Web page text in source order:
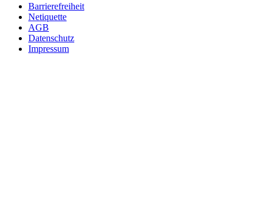
Barrierefreiheit
Netiquette
AGB
Datenschutz
Impressum